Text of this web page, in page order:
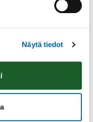
Näytä tiedot
aukioloaikana